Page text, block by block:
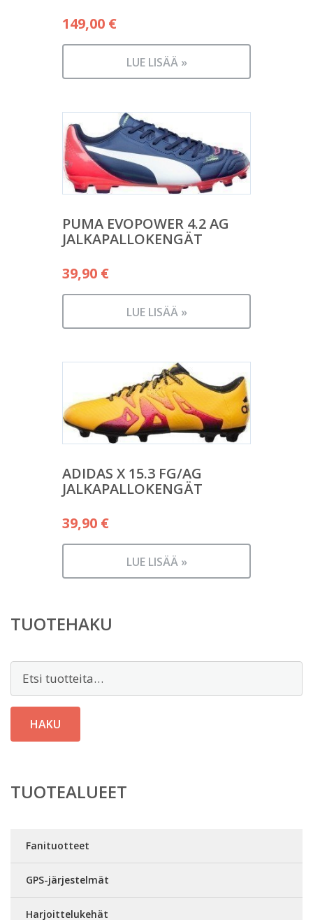
149,00 €
LUE LISÄÄ »
PUMA EVOPOWER 4.2 AG
JALKAPALLOKENGÄT
39,90 €
LUE LISÄÄ »
ADIDAS X 15.3 FG/AG
JALKAPALLOKENGÄT
39,90 €
LUE LISÄÄ »
TUOTEHAKU
Etsi:
HAKU
TUOTEALUEET
Fanituotteet
GPS-järjestelmät
Harjoittelukehät